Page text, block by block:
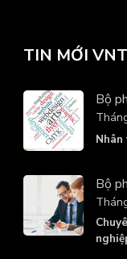
TIN MỚI
Bộ
Bộ